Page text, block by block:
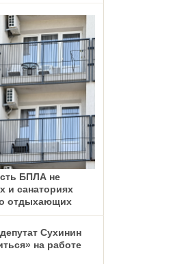
БПЛА не
и санаториях
отдыхающих
Сухинин
на работе